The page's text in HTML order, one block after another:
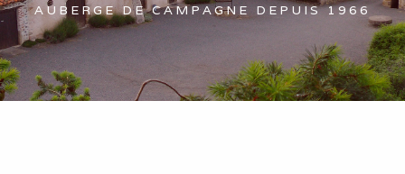
AUBERGE DE CAMPAGNE DEPUIS 1966